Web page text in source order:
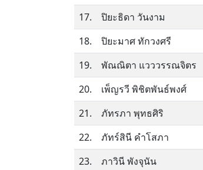
17.
ปิยะธิดา วันงาม
18.
ปิยะมาศ ทักวงศรี
19.
พัณณิตา แวววรรณจิตร
20.
เพ็ญรวี พิชิตพันธ์พงศ์
21.
ภัทรภา พุทธศิริ
22.
ภัทร์สินี คำโสภา
23.
ภาวินี พังจุนัน